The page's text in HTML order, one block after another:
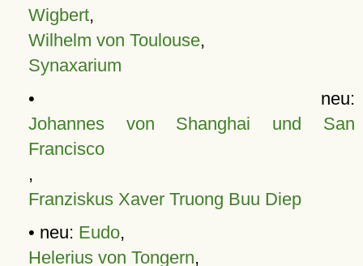
Wigbert,
Wilhelm von Toulouse,
Synaxarium
• neu:
Johannes von Shanghai und San
Francisco
,
Franziskus Xaver Truong Buu Diep
• neu: Eudo,
Helerius von Tongern,